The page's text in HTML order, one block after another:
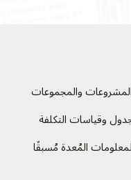
المشروعات والمجموعات
وقياسات التكلفة
المُعدة مُسبقًا